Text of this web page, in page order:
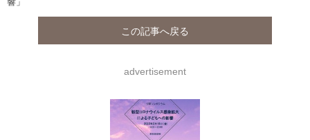
この記事へ戻る
advertisement